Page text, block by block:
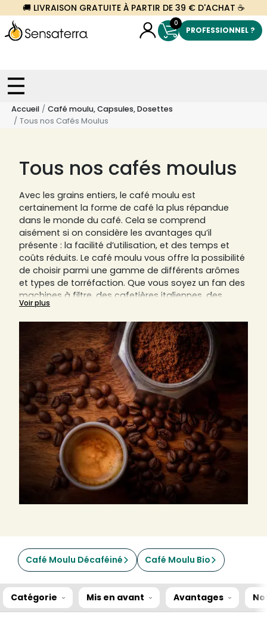
🚚 LIVRAISON GRATUITE À PARTIR DE 39 € D'ACHAT ☕
0
PROFESSIONNEL ?
Accueil
Café moulu, Capsules, Dosettes
Tous nos Cafés Moulus
Tous nos cafés moulus
Avec les grains entiers, le café moulu est
certainement la forme de café la plus répandue
dans le monde du café. Cela se comprend
aisément si on considère les avantages qu’il
présente : la facilité d’utilisation, et des temps et
coûts réduits. Le café moulu vous offre la possibilité
de choisir parmi une gamme de différents arômes
et types de torréfaction. Que vous soyez un fan des
machines à filtre, des cafetières italiennes, des
cafetières piston (aussi connues sous le nom de
French Press) ou autres, le café moulu est toujours
un composant indispensable.
Nous vous expliquerons sur cette page pourquoi le
bon degré de mouture est essentiel pour savourer
un café parfait.
Découvrez ici aussi tous nos cafés moulus des
artisans locaux de France, Italie et Allemagne,
comme par exemple d’Arlo’s Coffee, d'Origines
Tea&Coffee France, d'Ettli Kaffee, et bien d’autres.
Trouvez sur Sensaterra votre prochain torréfacteur
préféré, qu'il soit italien, allemand ou français.
Voir plus
Café Moulu Décaféiné Café Moulu Bio
Catégorie Mis en avant Avantages